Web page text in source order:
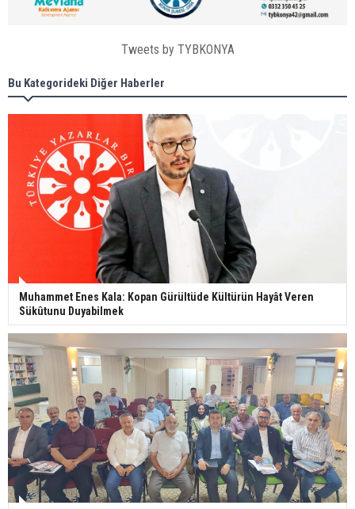
Tweets by TYBKONYA
Bu Kategorideki Diğer Haberler
Muhammet Enes Kala: Kopan Gürültüde Kültürün Hayât Veren
Sükûtunu Duyabilmek